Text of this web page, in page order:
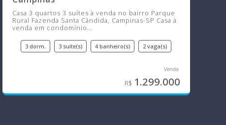
Casa 3 quartos 3 suítes à venda no bairro Parque
Rural Fazenda Santa Cândida, Campinas-SP Casa à
venda em condomínio...
3 dorm. 3 suíte(s) 4 banheiro(s) 2 vaga(s)
1.299.000